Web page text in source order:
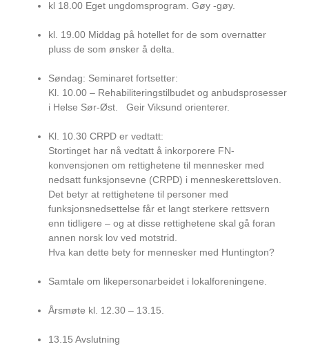
kl 18.00 Eget ungdomsprogram. Gøy -gøy.
kl. 19.00 Middag på hotellet for de som overnatter
pluss de som ønsker å delta.
Søndag: Seminaret fortsetter:
Kl. 10.00 – Rehabiliteringstilbudet og anbudsprosesser
i Helse Sør-Øst. Geir Viksund orienterer.
Kl. 10.30 CRPD er vedtatt:
Stortinget har nå vedtatt å inkorporere FN-
konvensjonen om rettighetene til mennesker med
nedsatt funksjonsevne (CRPD) i menneskerettsloven.
Det betyr at rettighetene til personer med
funksjonsnedsettelse får et langt sterkere rettsvern
enn tidligere – og at disse rettighetene skal gå foran
annen norsk lov ved motstrid.
Hva kan dette bety for mennesker med Huntington?
Samtale om likepersonarbeidet i lokalforeningene.
Årsmøte kl. 12.30 – 13.15.
13.15 Avslutning